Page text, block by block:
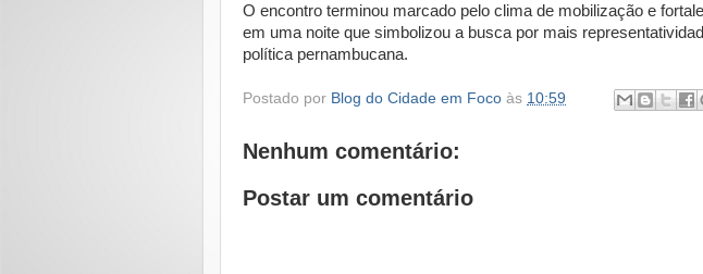
O encontro terminou marcado pelo clima de mobilização e
em uma noite que simbolizou a busca por mais
política pernambucana.
Postado por Blog do Cidade em Foco às 10:59
Nenhum comentário:
Postar um comentário